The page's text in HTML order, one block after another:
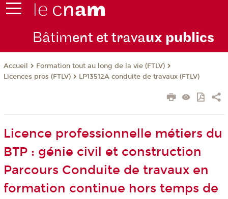
Bâtiment et travaux publics
Accueil
Formation tout au long de la vie (FTLV)
Licences pros (FTLV)
LP13512A conduite de travaux (FTLV)
Licence professionnelle métiers du
BTP : génie civil et construction
Parcours Conduite de travaux en
formation continue hors temps de